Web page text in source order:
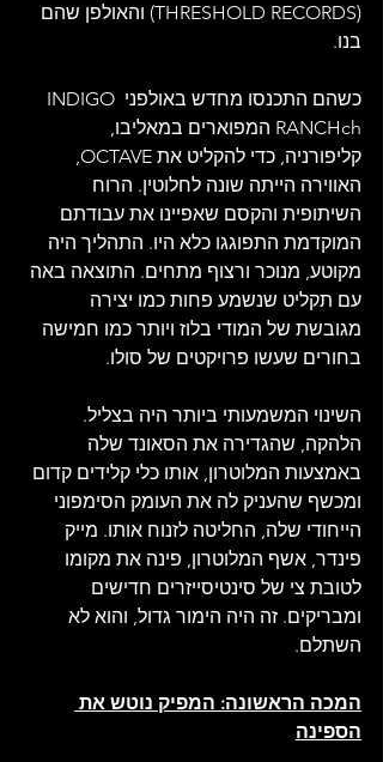
(THRESHOLD RECORDS) והאולפן שהם
בנו.
כשהם התכנסו מחדש באולפני INDIGO
RANCHch המפוארים במאליבו,
קליפורניה, כדי להקליט את OCTAVE,
האווירה הייתה שונה לחלוטין. הרוח
השיתופית והקסם שאפיינו את עבודתם
המוקדמת התפוגגו כלא היו. התהליך היה
מקוטע, מנוכר ורצוף מתחים. התוצאה באה
עם תקליט שנשמע פחות כמו יצירה
מגובשת של המודי בלוז ויותר כמו חמישה
בחורים שעשו פרויקטים של סולו.
השינוי המשמעותי ביותר היה בצליל.
הלהקה, שהגדירה את הסאונד שלה
באמצעות המלוטרון, אותו כלי קלידים קדום
ומכשף שהעניק לה את העומק הסימפוני
הייחודי שלה, החליטה לזנוח אותו. מייק
פינדר, אשף המלוטרון, פינה את מקומו
לטובת צי של סינטיסייזרים חדישים
ומבריקים. זה היה הימור גדול, והוא לא
השתלם.
המכה הראשונה: המפיק נוטש את
הספינה